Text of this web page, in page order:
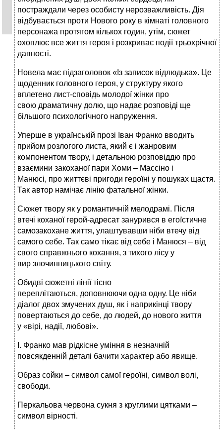
постраждали через особисту нерозважливість. Дія
відбувається проти Нового року в кімнаті головного
персонажа протягом кількох годин, утім, сюжет
охоплює все життя героя і розкриває події трьохрічної
давності.
Новела має підзаголовок «Із записок відлюдька». Це
щоденник головного героя, у структуру якого
вплетено лист-сповідь молодої жінки про
свою драматичну долю, що надає розповіді ще
більшого психологічного напруження.
Уперше в українській прозі Іван Франко вводить
прийом розлогого листа, який є і жанровим
компонентом твору, і детальною розповіддю про
взаємини закоханої пари Хоми – Массіно і
Манюсі, про життєві пригоди героїні у пошуках щастя.
Так автор намічає лінію фатальної жінки.
Сюжет твору як у романтичній мелодрамі. Після
втечі коханої герой-адресат занурився в егоїстичне
самозакохане життя, улаштувавши ніби втечу від
самого себе. Так само тікає від себе і Манюся – від
свого справжнього кохання, з тихого лісу у
вир злочинницького світу.
Обидві сюжетні лінії тісно
переплітаються, доповнюючи одна одну. Це ніби
діалог двох змучених душ, як і наприкінці твору
повертаються до себе, до людей, до нового життя
у «вірі, надії, любові».
І. Франко мав рідкісне уміння в незначній
повсякденній деталі бачити характер або явище.
Образ сойки – символ самої героїні, символ волі,
свободи.
Перкальова червона сукня з круглими цятками –
символ вірності.